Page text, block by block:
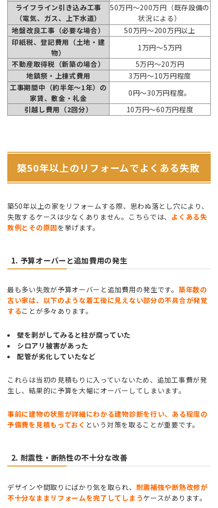
ライフライン引き込み工事
（電気、ガス、上下水道）
50万円～200万円（既存設備の
状況による）
地盤改良工事（必要な場合）
50万円～200万円以上
印紙税、登記費用（土地・建
物）
1万円〜5万円
不動産取得税（新築の場合）
5万円〜20万円
地鎮祭・上棟式費用
3万円〜10万円程度
工事期間中（約半年～1年）の
家賃、敷金・礼金
0円～30万円程度。
引越し費用（2回分）
10万円～60万円程度
築50年以上のリフォームでよくある失敗
築50年以上の家をリフォームする際、思わぬ落とし穴により、
失敗するケースは少なくありません。こちらでは、 よくある失
敗例とその原因を挙げます。
1. 予算オーバーと追加費用の発生
最も多い失敗が予算オーバーと追加費用の発生です。 築年数の
古い家は、以下のような着工後に見えない部分の不具合が発覚
することが多々あります。
壁を剥がしてみると柱が腐っていた
シロアリ被害があった
配管が劣化していたなど
これらは当初の見積もりに入っていないため、追加工事費が発
生し、結果的に予算を大幅にオーバーしてしまいます。
事前に建物の状態が詳細にわかる建物診断を行い、ある程度の
予備費を見積もっておく という対策を取ることが重要です。
2. 耐震性・断熱性の不十分な改善
デザインや間取りにばかり気を取られ、 耐震補強や断熱改修が
不十分なままリフォームを完了してしまうケースがあります。